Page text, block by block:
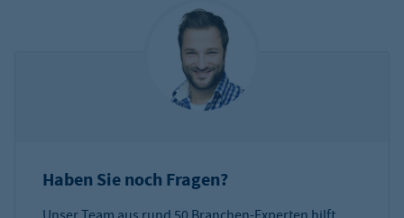
Haben Sie noch Fragen?